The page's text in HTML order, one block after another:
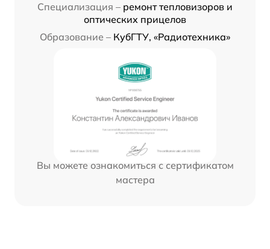
Специализация – ремонт тепловизоров и
оптических прицелов
Образование – КубГТУ, «Радиотехника»
Вы можете ознакомиться с сертификатом
мастера